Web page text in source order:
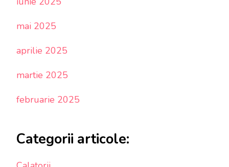
mai 2025
aprilie 2025
martie 2025
februarie 2025
Categorii articole: